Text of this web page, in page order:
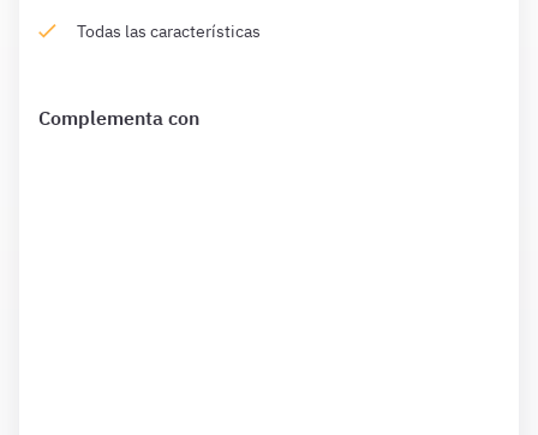
Todas las características
Complementa con